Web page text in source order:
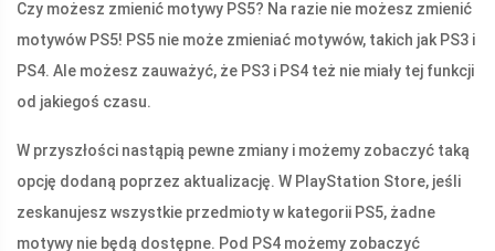
Czy możesz zmienić motywy PS5? Na razie nie możesz zmienić
motywów PS5! PS5 nie może zmieniać motywów, takich jak PS3 i
PS4. Ale możesz zauważyć, że PS3 i PS4 też nie miały tej funkcji
od jakiegoś czasu.
W przyszłości nastąpią pewne zmiany i możemy zobaczyć taką
opcję dodaną poprzez aktualizację. W PlayStation Store, jeśli
zeskanujesz wszystkie przedmioty w kategorii PS5, żadne
motywy nie będą dostępne. Pod PS4 możemy zobaczyć